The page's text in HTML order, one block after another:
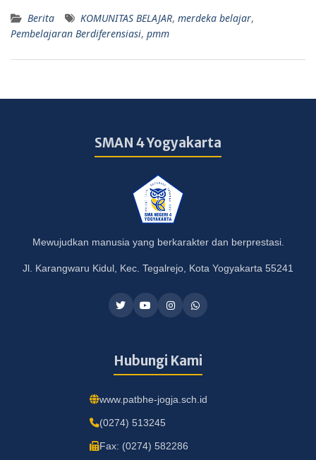
Berita KOMUNITAS BELAJAR, merdeka belajar,
Pembelajaran Berdiferensiasi, pmm
SMAN 4 Yogyakarta
Mewujudkan manusia yang berkarakter dan berprestasi.
Jl. Karangwaru Kidul, Kec. Tegalrejo, Kota Yogyakarta 55241
Hubungi Kami
www.patbhe-jogja.sch.id
(0274) 513245
Fax: (0274) 582286